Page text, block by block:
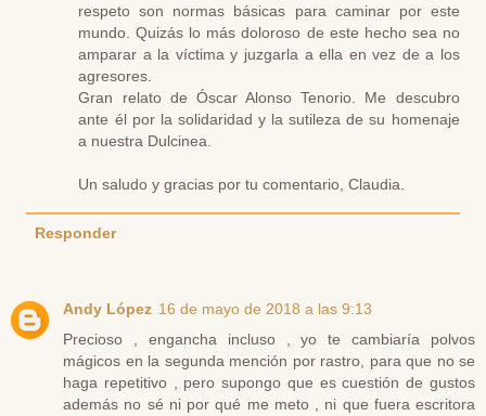
respeto son normas básicas para caminar por este
mundo. Quizás lo más doloroso de este hecho sea no
amparar a la víctima y juzgarla a ella en vez de a los
agresores.
Gran relato de Óscar Alonso Tenorio. Me descubro
ante él por la solidaridad y la sutileza de su homenaje
a nuestra Dulcinea.
Un saludo y gracias por tu comentario, Claudia.
Responder
Andy López 16 de mayo de 2018 a las 9:13
Precioso , engancha incluso , yo te cambiaría polvos
mágicos en la segunda mención por rastro, para que no se
haga repetitivo , pero supongo que es cuestión de gustos
además no sé ni por qué me meto , ni que fuera escritora